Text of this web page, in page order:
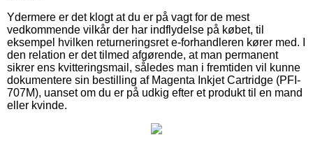
Ydermere er det klogt at du er på vagt for de mest
vedkommende vilkår der har indflydelse på købet, til
eksempel hvilken returneringsret e-forhandleren kører med. I
den relation er det tilmed afgørende, at man permanent
sikrer ens kvitteringsmail, således man i fremtiden vil kunne
dokumentere sin bestilling af Magenta Inkjet Cartridge (PFI-
707M), uanset om du er på udkig efter et produkt til en mand
eller kvinde.